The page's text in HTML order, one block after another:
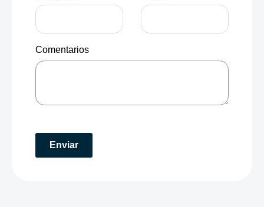
Comentarios
Enviar